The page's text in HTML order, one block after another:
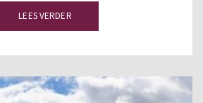
LEES VERDER